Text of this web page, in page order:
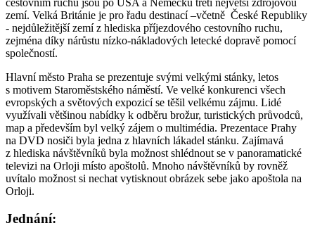
cestovním ruchu jsou po USA a Německu třetí největší zdrojovou
zemí. Velká Británie je pro řadu destinací –včetně České Republiky
- nejdůležitější zemí z hlediska příjezdového cestovního ruchu,
zejména díky nárůstu nízko-nákladových letecké dopravě pomocí
společností.
Hlavní město Praha se prezentuje svými velkými stánky, letos
s motivem Staroměstského náměstí. Ve velké konkurenci všech
evropských a světových expozicí se těšil velkému zájmu. Lidé
využívali většinou nabídky k odběru brožur, turistických průvodců,
map a především byl velký zájem o multimédia. Prezentace Prahy
na DVD nosiči byla jedna z hlavních lákadel stánku. Zajímavá
z hlediska návštěvníků byla možnost shlédnout se v panoramatické
televizi na Orloji místo apoštolů. Mnoho návštěvníků by rovněž
uvítalo možnost si nechat vytisknout obrázek sebe jako apoštola na
Orloji.
Jednání: